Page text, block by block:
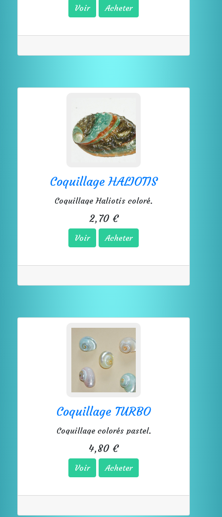
Voir Acheter
Coquillage HALIOTIS
Coquillage Haliotis coloré.
2,70 €
Voir Acheter
Coquillage TURBO
Coquillage colorés pastel.
4,80 €
Voir Acheter